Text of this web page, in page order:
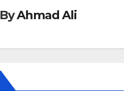
ByAhmad Ali